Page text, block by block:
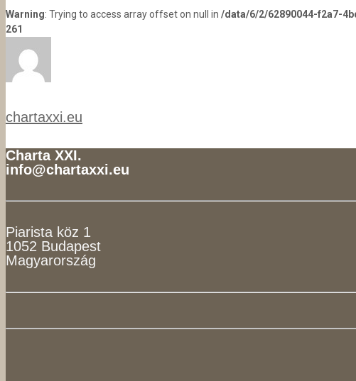
Warning: Trying to access array offset on null in /data/6/2/62890044-f2a7-
261
chartaxxi.eu
Charta XXI.
info@chartaxxi.eu
Piarista köz 1
1052 Budapest
Magyarország